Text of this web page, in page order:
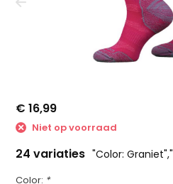
€ 16,99
Niet op voorraad
24 variaties "Color:
Color: *